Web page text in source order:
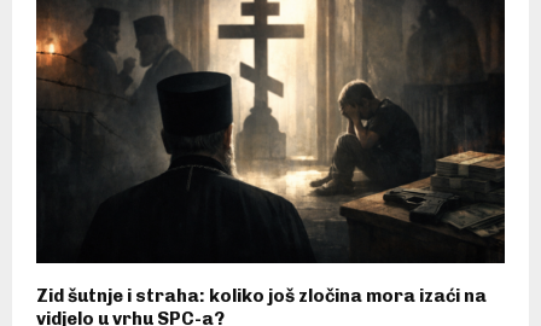
Zid šutnje i straha: koliko još zločina mora izaći na
vidjelo u vrhu SPC-a?